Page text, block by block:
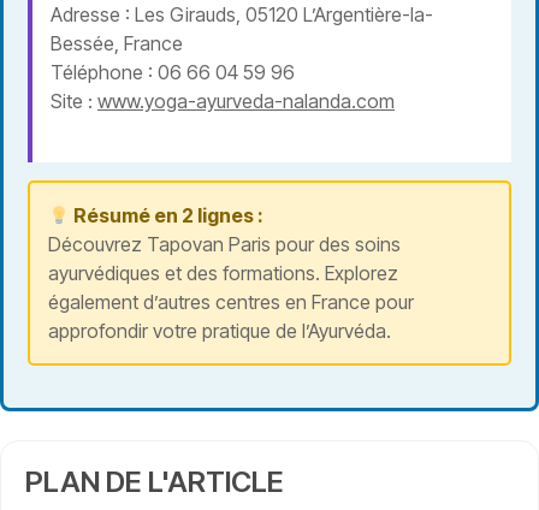
Adresse : Les Girauds, 05120 L’Argentière-la-
Bessée, France
Téléphone : 06 66 04 59 96
Site : www.yoga-ayurveda-nalanda.com
Résumé en 2 lignes :
Découvrez Tapovan Paris pour des soins
ayurvédiques et des formations. Explorez
également d’autres centres en France pour
approfondir votre pratique de l’Ayurvéda.
PLAN DE L'ARTICLE